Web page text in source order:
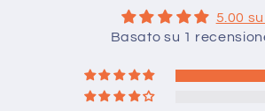
5.00
Basato su 1